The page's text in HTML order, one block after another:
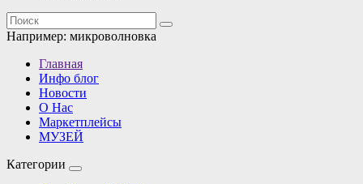
Например: микроволновка
Главная
Инфо блог
Новости
О Нас
Маркетплейсы
МУЗЕЙ
Категории